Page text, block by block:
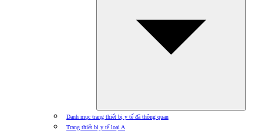
Danh mục trang thiết bị y tế đã thông quan
Trang thiết bị y tế loại A